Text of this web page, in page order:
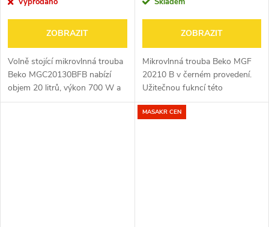
ZOBRAZIT
Volně stojící mikrovlnná trouba
Beko MGC20130BFB nabízí
objem 20 litrů, výkon 700 W a
funkci grilu pro rychlou
ZOBRAZIT
Mikrovlnná trouba Beko MGF
20210 B v černém provedení.
Užitečnou fukncí této
mikrovlnné trouby je gril.
Nechybí časovač s displejem. Je
MASAKR CEN